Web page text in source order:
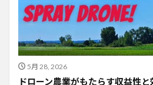
5月 28, 2026
ドローン農業がもたらす収益性